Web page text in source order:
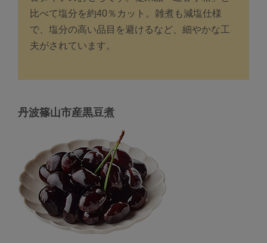
比べて塩分を約40％カット。雑煮も減塩仕様
で、塩分の高い品目を避けるなど、細やかな工
夫がされています。
丹波篠山市産黒豆煮